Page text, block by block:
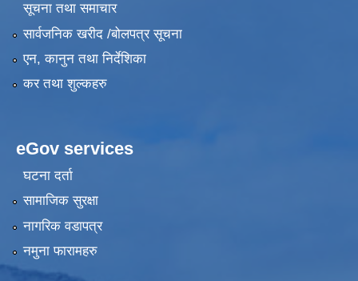
सूचना तथा समाचार
सार्वजनिक खरीद /बोलपत्र सूचना
एन, कानुन तथा निर्देशिका
कर तथा शुल्कहरु
eGov services
घटना दर्ता
सामाजिक सुरक्षा
नागरिक वडापत्र
नमुना फारामहरु